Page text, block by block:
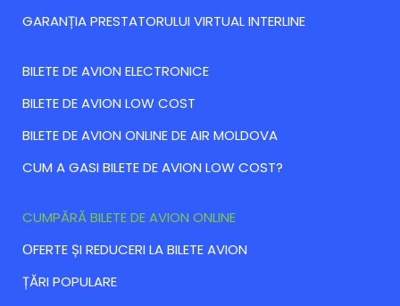
GARANȚIA PRESTATORULUI VIRTUAL INTERLINE
BILETE DE AVION ELECTRONICE
BILETE DE AVION LOW COST
BILETE DE AVION ONLINE DE AIR MOLDOVA
CUM A GASI BILETE DE AVION LOW COST?
CUMPĂRĂ BILETE DE AVION ONLINE
ОFERTE ȘI REDUCERI LA BILETE AVION
ȚĂRI POPULARE